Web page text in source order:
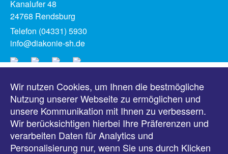
Kanalufer 48
24768 Rendsburg
Telefon (04331) 5930
info@diakonie-sh.de
Meldungen
Veranstaltungen
Downloads
Wir nutzen Cookies, um Ihnen die bestmögliche
Nutzung unserer Webseite zu ermöglichen und
unsere Kommunikation mit Ihnen zu verbessern.
Wir berücksichtigen hierbei Ihre Präferenzen und
verarbeiten Daten für Analytics und
Personalisierung nur, wenn Sie uns durch Klicken